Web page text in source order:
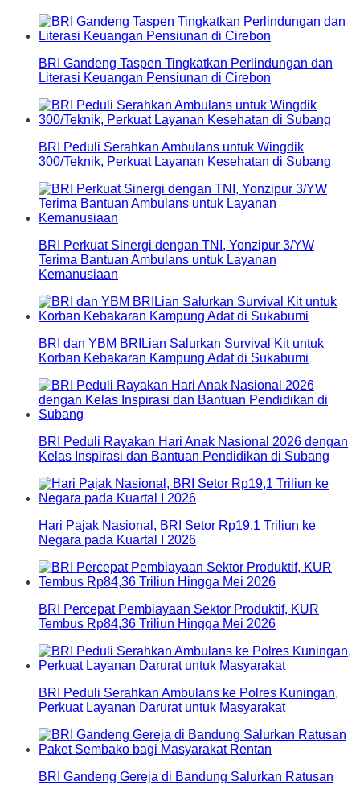
BRI Gandeng Taspen Tingkatkan Perlindungan dan
Literasi Keuangan Pensiunan di Cirebon
BRI Peduli Serahkan Ambulans untuk Wingdik
300/Teknik, Perkuat Layanan Kesehatan di Subang
BRI Perkuat Sinergi dengan TNI, Yonzipur 3/YW
Terima Bantuan Ambulans untuk Layanan
Kemanusiaan
BRI dan YBM BRILian Salurkan Survival Kit untuk
Korban Kebakaran Kampung Adat di Sukabumi
BRI Peduli Rayakan Hari Anak Nasional 2026 dengan
Kelas Inspirasi dan Bantuan Pendidikan di Subang
Hari Pajak Nasional, BRI Setor Rp19,1 Triliun ke
Negara pada Kuartal I 2026
BRI Percepat Pembiayaan Sektor Produktif, KUR
Tembus Rp84,36 Triliun Hingga Mei 2026
BRI Peduli Serahkan Ambulans ke Polres Kuningan,
Perkuat Layanan Darurat untuk Masyarakat
BRI Gandeng Gereja di Bandung Salurkan Ratusan